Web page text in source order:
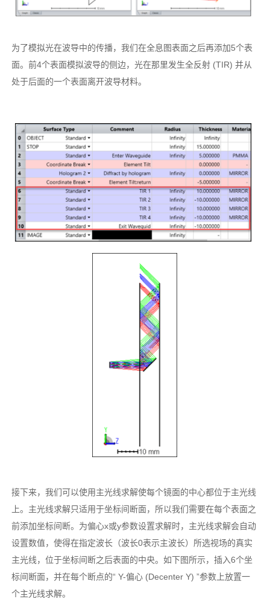
为了模拟光在波导中的传播，我们在全息图表面之后再添加5个表
面。前4个表面模拟波导的侧边，光在那里发生全反射 (TIR) 并从
处于后面的一个表面离开波导材料。
接下来，我们可以使用主光线求解使每个镜面的中心都位于主光线
上。主光线求解只适用于坐标间断面，所以我们需要在每个表面之
前添加坐标间断。为偏心x或y参数设置求解时，主光线求解会自动
设置数值，使得在指定波长（波长0表示主波长）所选视场的真实
主光线，位于坐标间断之后表面的中央。如下图所示，插入6个坐
标间断面，并在每个断点的“ Y-偏心 (Decenter Y) ”参数上放置一
个主光线求解。